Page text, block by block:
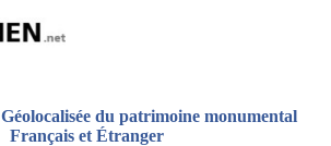
Géolocalisée du patrimoine monumental
Français et Étranger